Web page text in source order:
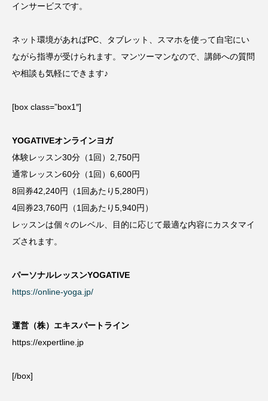
インサービスです。
ネット環境があればPC、タブレット、スマホを使って自宅にい
ながら指導が受けられます。マンツーマンなので、講師への質問
や相談も気軽にできます♪
[box class=”box1″]
YOGATIVEオンラインヨガ
体験レッスン30分（1回）2,750円
通常レッスン60分（1回）6,600円
8回券42,240円（1回あたり5,280円）
4回券23,760円（1回あたり5,940円）
レッスンは個々のレベル、目的に応じて最適な内容にカスタマイ
ズされます。
パーソナルレッスンYOGATIVE
https://online-yoga.jp/
運営（株）エキスパートライン
https://expertline.jp
[/box]